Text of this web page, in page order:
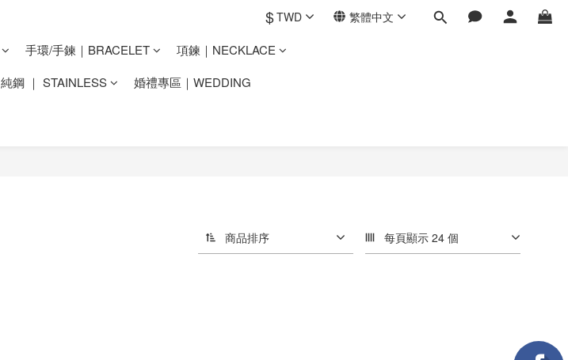
$TWD 繁體中文
手環/手鍊｜BRACELET
項鍊｜NECKLACE
純鋼 ｜ STAINLESS
婚禮專區｜WEDDING
商品排序 每頁顯示 24 個